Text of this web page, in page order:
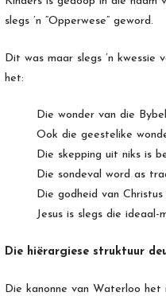
slegs ’n “Opperwese” geword.
Dit was maar slegs ’n
het:
Die wonder van die
Ook die geestelike
Die skepping uit niks is
Die sondeval word as
Die godheid van
Jesus is slegs die
Die hiërargiese struktuur
Die kanonne van Waterloo